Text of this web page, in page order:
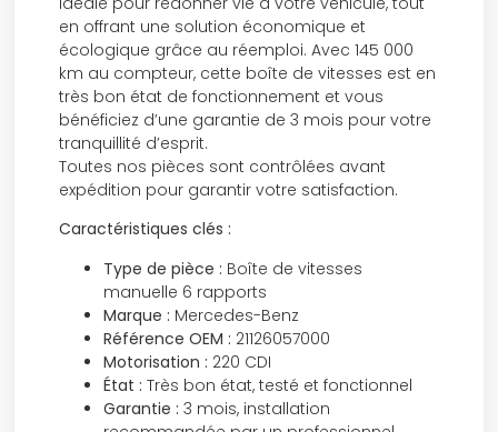
en offrant une solution économique et
écologique grâce au réemploi. Avec 145 000
km au compteur, cette boîte de vitesses est en
très bon état de fonctionnement et vous
bénéficiez d’une garantie de 3 mois pour votre
tranquillité d’esprit.
Toutes nos pièces sont contrôlées avant
expédition pour garantir votre satisfaction.
Caractéristiques clés :
Type de pièce : Boîte de vitesses
manuelle 6 rapports
Marque : Mercedes-Benz
Référence OEM : 21126057000
Motorisation : 220 CDI
État : Très bon état, testé et fonctionnel
Garantie : 3 mois, installation